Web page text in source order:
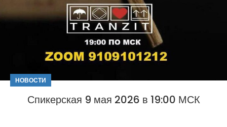
НОВОСТИ
Спикерская 9 мая 2026 в 19:00 МСК